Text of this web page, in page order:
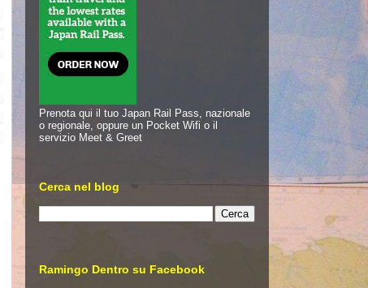
Prenota qui il tuo Japan Rail Pass, nazionale
o regionale, oppure un Pocket Wifi o il
servizio Meet & Greet
Cerca nel blog
Ramingo Dentro su Facebook